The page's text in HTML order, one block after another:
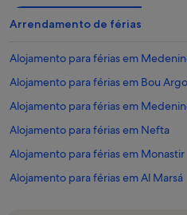
Arrendamento de férias
Alojamento para férias em
Alojamento para férias em Bou
Alojamento para férias em
Alojamento para férias em Nefta
Alojamento para férias em Monastir
Alojamento para férias em Al Marsá